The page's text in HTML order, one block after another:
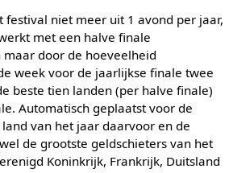
festival niet meer uit 1 avond per jaar,
met een halve finale
maar door de hoeveelheid
week voor de jaarlijkse finale twee
beste tien landen (per halve finale)
Automatisch geplaatst voor de
van het jaar daarvoor en de
de grootste geldschieters van het
Koninkrijk, Frankrijk, Duitsland